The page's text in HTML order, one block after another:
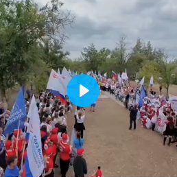
Воспроизвести